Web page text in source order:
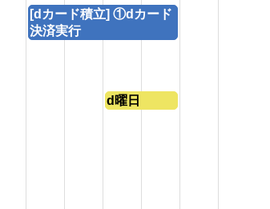
水
曜
[dカード積立] ①dカード
決済実行
金
d曜日